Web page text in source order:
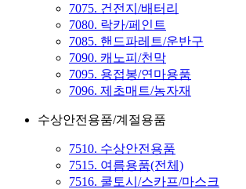
7075. 건전지/배터리
7080. 락카/페인트
7085. 핸드파레트/운반구
7090. 캐노피/천막
7095. 용접봉/연마용품
7096. 제초매트/농자재
수상안전용품/계절용품
7510. 수상안전용품
7515. 여름용품(전체)
7516. 쿨토시/스카프/마스크